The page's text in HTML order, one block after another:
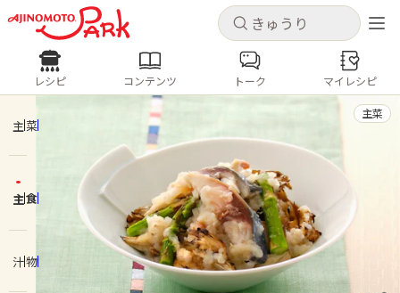
キャンセル
ログインするとレシピを保存できます
ログイン
ホーム
コンテンツ
キャンセル
レシピ コンテンツ
人気の食材・レシピ
きゅうり なす トマト
とうもろこし
ピーマン
みょうが ゴーヤ
レシピ コンテンツ トーク マイレシピ
主菜
主食
汁物
主菜